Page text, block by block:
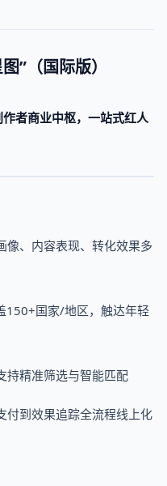
”（国际版）
者商业中枢，一站式红人
像、内容表现、转化效果多
150+国家/地区，触达年轻
持精准筛选与智能匹配
付到效果追踪全流程线上化